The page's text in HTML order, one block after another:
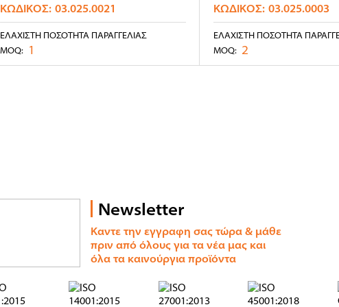
ΚΩΔΙΚΌΣ: 03.025.0021
ΕΛΆΧΙΣΤΗ ΠΟΣΌΤΗΤΑ ΠΑΡΑΓΓΕΛΊΑΣ
MOQ: 1
ΚΩΔΙΚΌΣ: 03.025.0003
ΕΛΆΧΙΣΤΗ ΠΟΣΌΤΗΤΑ
MOQ: 2
Newsletter
Καντε την εγγραφη σας τώρα & μάθε
πριν από όλους για τα νέα μας και
όλα τα καινούργια προϊόντα